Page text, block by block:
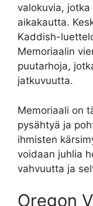
valokuvia,
aikakautta.
Kaddish-
Memoriaalin
puutarhoja,
jatkuvuutta.
Memoriaali on
pysähtyä ja
ihmisten
voidaan juhlia
vahvuutta ja
Oregon